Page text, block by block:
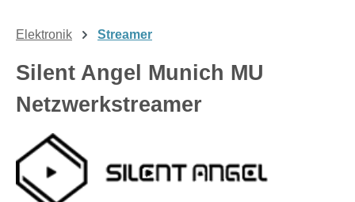
Elektronik Streamer
Silent Angel Munich MU
Netzwerkstreamer